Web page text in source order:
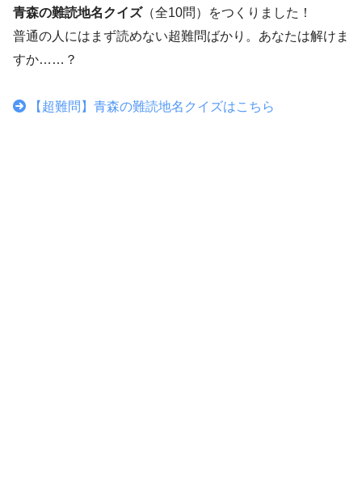
青森の難読地名クイズ（全10問）をつくりました！
普通の人にはまず読めない超難問ばかり。あなたは解けま
すか……？
【超難問】青森の難読地名クイズはこちら